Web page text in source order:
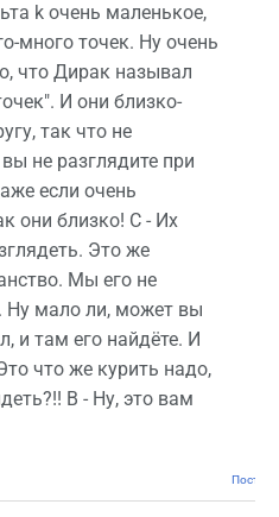
k очень маленькое,
много точек. Ну очень
что Дирак называл
И они близко-
так что не
не разглядите при
если очень
они близко! С - Их
Это же
Мы его не
Ну мало ли, может вы
и там его найдёте. И
что же курить надо,
В - Ну, это вам